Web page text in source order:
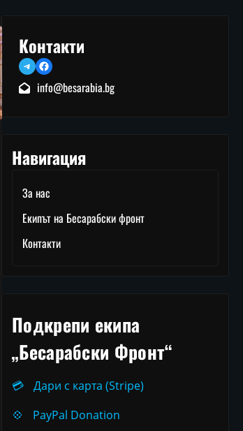
Контакти
TelegramFacebook
info@besarabia.bg
Навигация
За нас
Екипът на Бесарабски фронт
Контакти
Подкрепи екипа
„Бесарабски Фронт“
💳
Дари с карта (Stripe)
💠
PayPal Donation